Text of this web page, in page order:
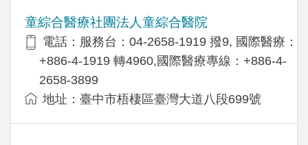
童綜合醫療社團法人童綜合醫院
電話：服務台：04-2658-1919 撥9, 國際醫療：
+886-4-1919 轉4960,國際醫療專線：+886-4-
2658-3899
地址：臺中市梧棲區臺灣大道八段699號